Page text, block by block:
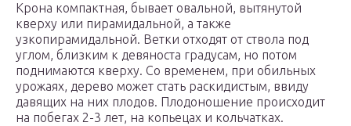
Крона компактная, бывает овальной, вытянутой
кверху или пирамидальной, а также
узкопирамидальной. Ветки отходят от ствола под
углом, близким к девяноста градусам, но потом
поднимаются кверху. Со временем, при обильных
урожаях, дерево может стать раскидистым, ввиду
давящих на них плодов. Плодоношение происходит
на побегах 2-3 лет, на копьецах и кольчатках.